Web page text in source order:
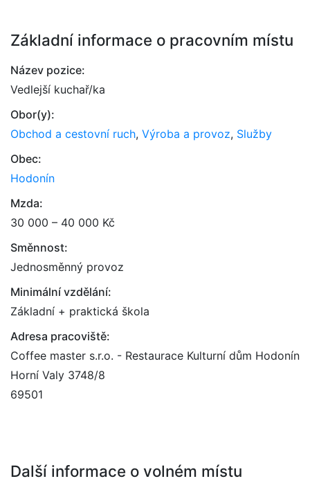
Základní informace o pracovním místu
Název pozice:
Vedlejší kuchař/ka
Obor(y):
Obchod a cestovní ruch, Výroba a provoz, Služby
Obec:
Hodonín
Mzda:
30 000 – 40 000 Kč
Směnnost:
Jednosměnný provoz
Minimální vzdělání:
Základní + praktická škola
Adresa pracoviště:
Coffee master s.r.o. - Restaurace Kulturní dům Hodonín
Horní Valy 3748/8
69501
Další informace o volném místu